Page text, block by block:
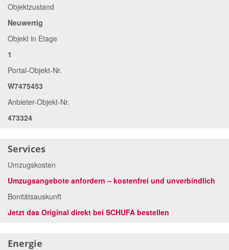
Objektzustand
Neuwertig
Objekt in Etage
1
Portal-Objekt-Nr.
W7475453
Anbieter-Objekt-Nr.
473324
Services
Umzugskosten
Umzugsangebote anfordern – kostenfrei und unverbindlich
Bonitätsauskunft
Jetzt das Original direkt bei SCHUFA bestellen
Energie